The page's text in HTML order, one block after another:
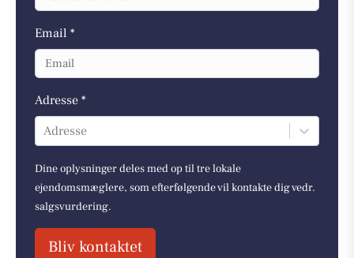
Email *
Adresse *
Adresse
Dine oplysninger deles med op til tre lokale
ejendomsmæglere, som efterfølgende vil kontakte dig vedr.
salgsvurdering.
Bliv kontaktet